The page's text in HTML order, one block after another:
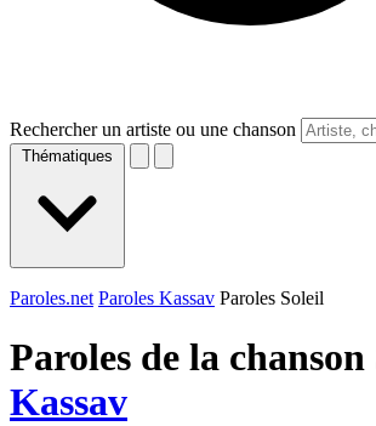
Rechercher un artiste ou une chanson
Thématiques
Paroles.net Paroles Kassav Paroles Soleil
Paroles de la
Kassav